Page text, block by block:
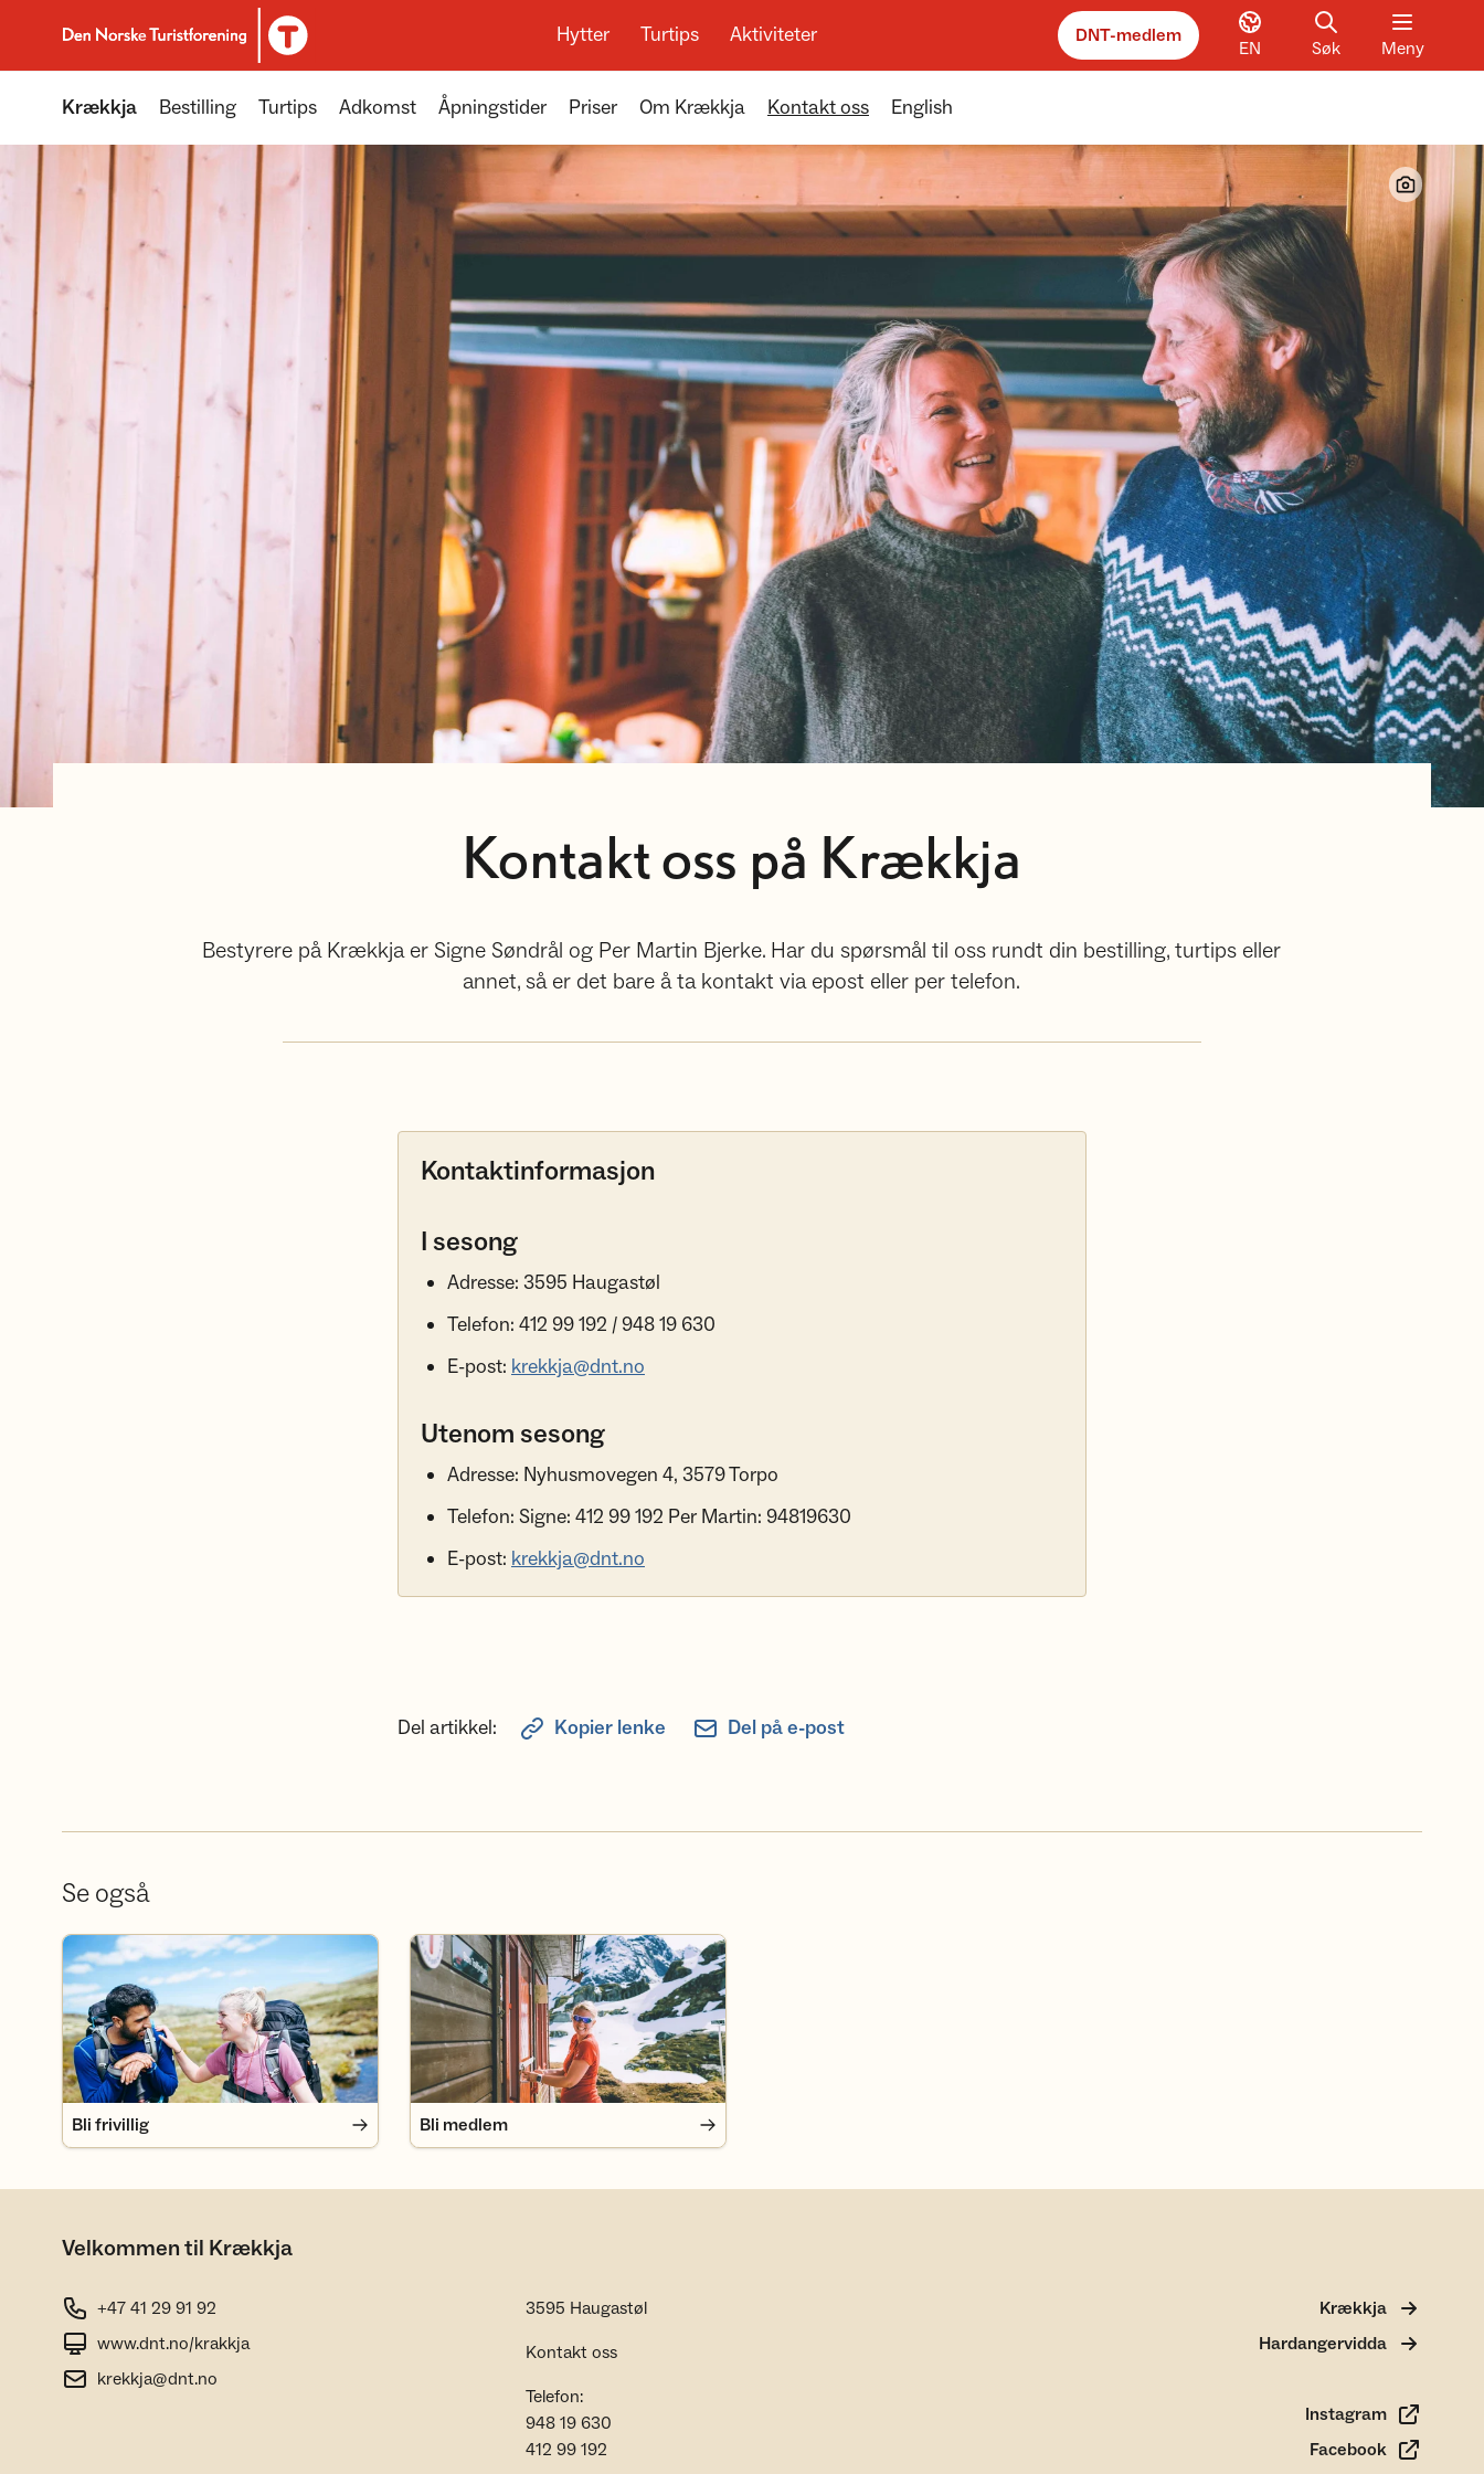
Til DNT.no forside
Hytter Turtips Aktiviteter DNT-medlem
EN Søk Meny
Krækkja Bestilling Turtips Adkomst Åpningstider Priser Om Krækkja Kontakt oss English
Kontakt oss på Krækkja
Bestyrere på Krækkja er Signe Søndrål og Per Martin Bjerke. Har du spørsmål til oss rundt din bestilling, turtips eller
annet, så er det bare å ta kontakt via epost eller per telefon.
Kontaktinformasjon
I sesong
Adresse: 3595 Haugastøl
Telefon: 412 99 192 / 948 19 630
E-post: krekkja@dnt.no
Utenom sesong
Adresse: Nyhusmovegen 4, 3579 Torpo
Telefon: Signe: 412 99 192 Per Martin: 94819630
E-post: krekkja@dnt.no
Del artikkel: Kopier lenke Del på e-post
Se også
Bli frivillig
Bli frivillig
Bli medlem
Bli medlem
Velkommen til Krækkja
+47 41 29 91 92
www.dnt.no/krakkja
krekkja@dnt.no
3595 Haugastøl
Kontakt oss
Telefon:
948 19 630
412 99 192
Krækkja
Hardangervidda
Instagram
Facebook